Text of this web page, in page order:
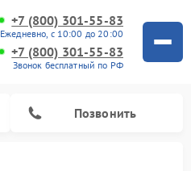
+7 (800) 301-55-83
Ежедневно, с 10:00 до 20:00
+7 (800) 301-55-83
Звонок бесплатный по РФ
Позвонить